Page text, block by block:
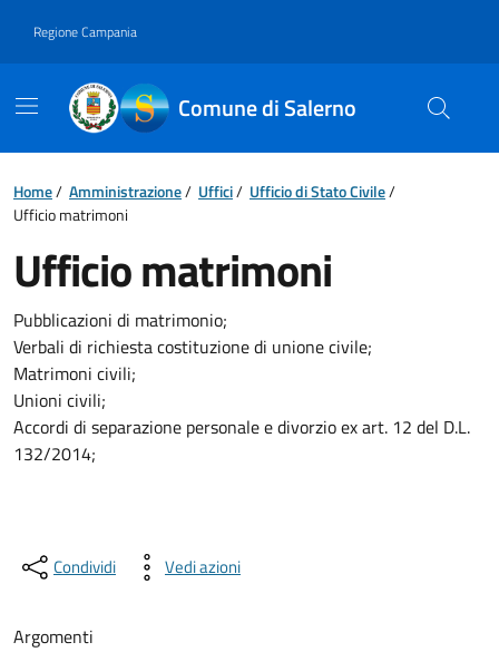
Regione Campania
Comune di Salerno
Home/ Amministrazione/ Uffici/ Ufficio di Stato Civile/
Ufficio matrimoni
Ufficio matrimoni
Pubblicazioni di matrimonio;
Verbali di richiesta costituzione di unione civile;
Matrimoni civili;
Unioni civili;
Accordi di separazione personale e divorzio ex art. 12 del D.L.
132/2014;
Condividi Vedi azioni
Argomenti